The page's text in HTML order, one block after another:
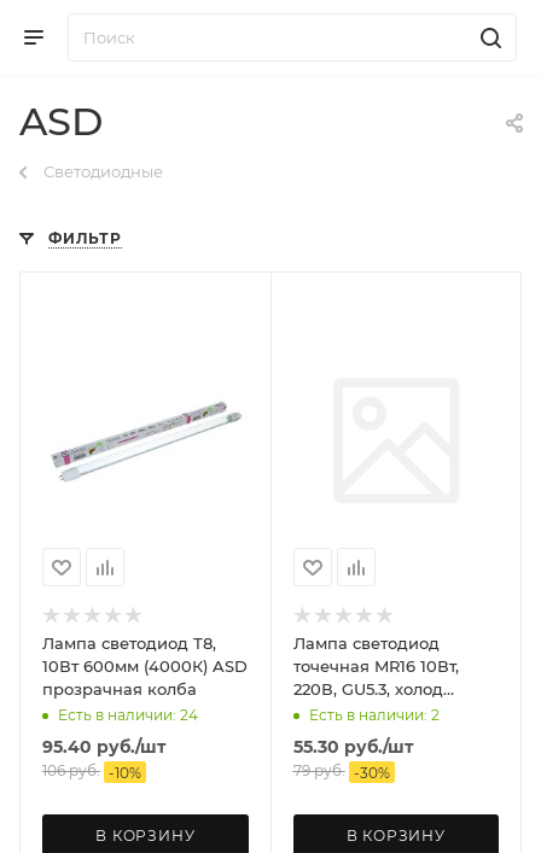
ASD
Светодиодные
ФИЛЬТР
Лампа светодиод Т8,
10Вт 600мм (4000К) ASD
прозрачная колба
Есть в наличии: 24
95.40 руб./шт
106руб. -10%
В КОРЗИНУ
Лампа светодиод
точечная MR16 10Вт,
220В, GU5.3, холод
(6500К) ASD
Есть в наличии: 2
55.30 руб./шт
79руб. -30%
В КОРЗИНУ